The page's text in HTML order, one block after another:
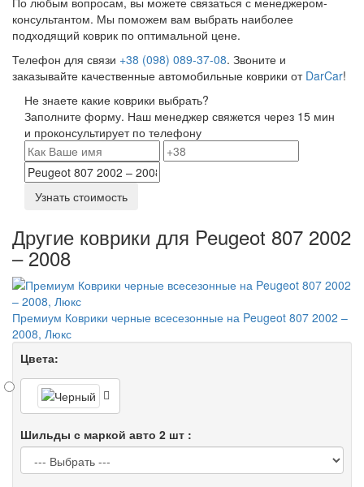
консультантом. Мы поможем вам выбрать наиболее
подходящий коврик по оптимальной цене.
Телефон для связи +38 (098) 089-37-08. Звоните и
заказывайте качественные автомобильные коврики от DarCar!
Не знаете какие коврики выбрать?
Заполните форму. Наш менеджер свяжется через 15 мин
и проконсультирует по телефону
Узнать стоимость
Другие коврики для Peugeot 807 2002
– 2008
Премиум Коврики черные всесезонные на Peugeot 807 2002 –
2008, Люкс
Цвета:
Шильды с маркой авто 2 шт :